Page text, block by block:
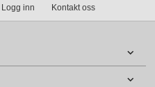
Logg inn Kontakt oss